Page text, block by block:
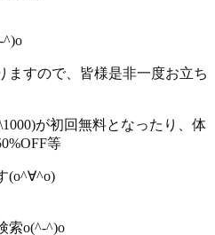
^)o
ますので、皆様是非一度お立ち
が初回無料となったり、体
等
(o^∀^o)
索o(^-^)o